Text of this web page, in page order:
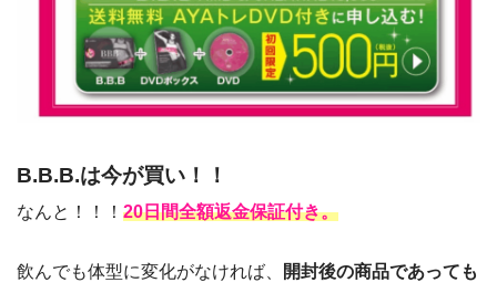
B.B.B.は今が買い！！
なんと！！！ 20日間全額返金保証付き。
飲んでも体型に変化がなければ、
開封後の商品であっても